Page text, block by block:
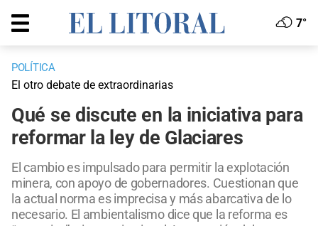
7°
POLÍTICA
El otro debate de extraordinarias
Qué se discute en la iniciativa para
reformar la ley de Glaciares
El cambio es impulsado para permitir la explotación
minera, con apoyo de gobernadores. Cuestionan que
la actual norma es imprecisa y más abarcativa de lo
necesario. El ambientalismo dice que la reforma es